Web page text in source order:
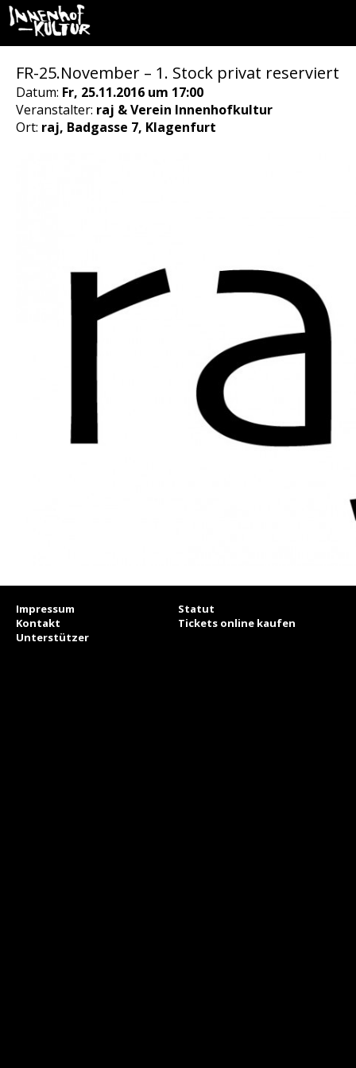
FR-25.November – 1. Stock privat reserviert
Datum: Fr, 25.11.2016 um 17:00
Veranstalter: raj & Verein Innenhofkultur
Ort: raj, Badgasse 7, Klagenfurt
Impressum
Statut
Kontakt
Tickets online kaufen
Unterstützer